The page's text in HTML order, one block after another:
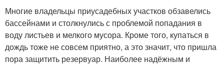
Многие владельцы приусадебных участков обзавелись
бассейнами и столкнулись с проблемой попадания в
воду листьев и мелкого мусора. Кроме того, купаться в
дождь тоже не совсем приятно, а это значит, что пришла
пора защитить резервуар. Наиболее надёжным и